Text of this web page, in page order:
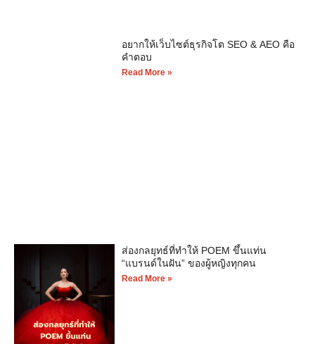
อยากให้เว็บไซต์ธุรกิจโต SEO & AEO คือ
คำตอบ
Read More »
ส่องกลยุทธ์ที่ทำให้ POEM ขึ้นแท่น
“แบรนด์ในฝัน” ของผู้หญิงทุกคน
Read More »